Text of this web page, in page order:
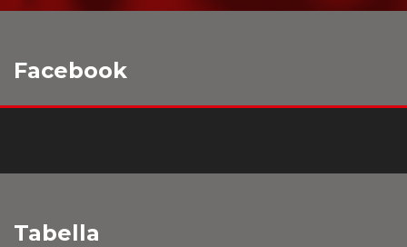
Facebook
Tabella